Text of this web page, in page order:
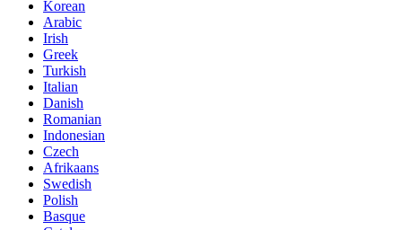
Korean
Arabic
Irish
Greek
Turkish
Italian
Danish
Romanian
Indonesian
Czech
Afrikaans
Swedish
Polish
Basque